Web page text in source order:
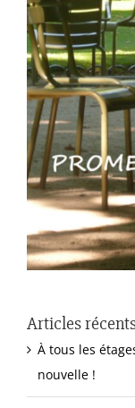
Articles
À tous les
nouvelle !